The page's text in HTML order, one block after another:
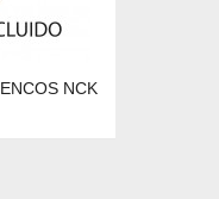
NCK